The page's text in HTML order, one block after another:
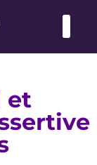
et